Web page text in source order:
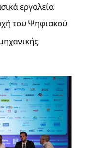
εργαλεία
του Ψηφιακού